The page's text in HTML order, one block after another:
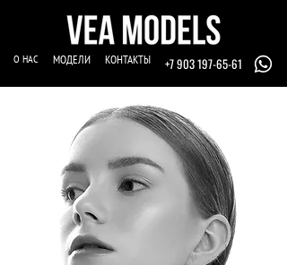
О НАС МОДЕЛИ КОНТАКТЫ +7 903 197-65-61